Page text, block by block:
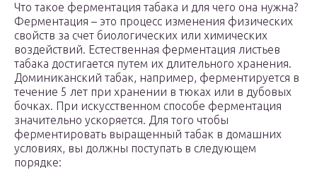
Что такое ферментация табака и для чего она нужна?
Ферментация – это процесс изменения физических
свойств за счет биологических или химических
воздействий. Естественная ферментация листьев
табака достигается путем их длительного хранения.
Доминиканский табак, например, ферментируется в
течение 5 лет при хранении в тюках или в дубовых
бочках. При искусственном способе ферментация
значительно ускоряется. Для того чтобы
ферментировать выращенный табак в домашних
условиях, вы должны поступать в следующем
порядке: